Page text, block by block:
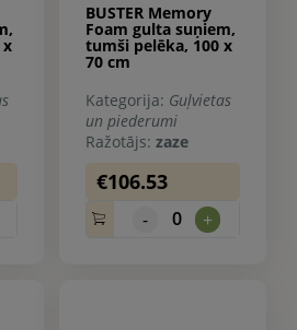
x
BUSTER Memory
Foam gulta suņiem,
tumši pelēka, 100 x
70 cm
Kategorija: Guļvietas
un piederumi
Ražotājs: zaze
€106.53
- 0 +